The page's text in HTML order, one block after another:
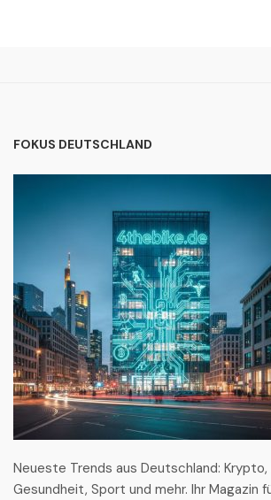
FOKUS DEUTSCHLAND
Neueste Trends aus Deutschland: Krypto,
Gesundheit, Sport und mehr. Ihr Magazin